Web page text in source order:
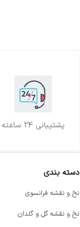
پشتیبانی 24 ساعته
دسته بندی
نخ و نقشه فرانسوی
نخ و نقشه گل و گلدان